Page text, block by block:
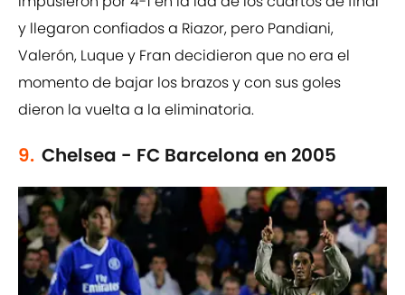
y llegaron confiados a Riazor, pero Pandiani,
Valerón, Luque y Fran decidieron que no era el
momento de bajar los brazos y con sus goles
dieron la vuelta a la eliminatoria.
9. Chelsea - FC Barcelona en 2005